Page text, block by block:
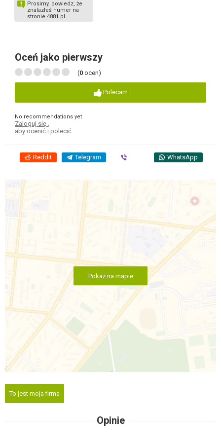
Prosimy, powiedz, że
znalazłeś numer na
stronie 4881.pl
Oceń jako pierwszy
(0 ocen)
Polecam
No recommendations yet
Zaloguj się
aby ocenić i polecić
Reddit Telegram WhatsApp
Pokaż na mapie
To jest moja firma
Opinie